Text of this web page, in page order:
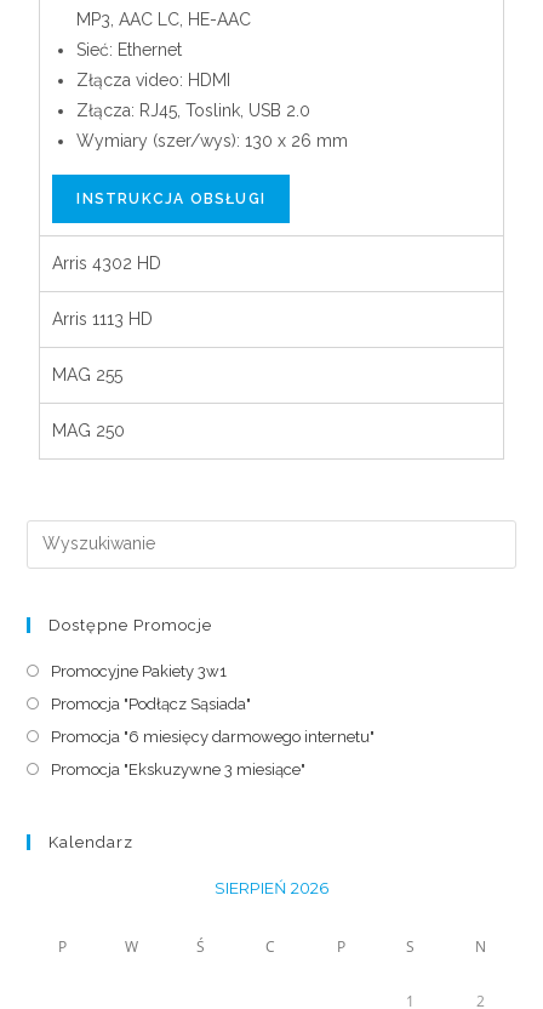
MP3, AAC LC, HE-AAC
Sieć: Ethernet
Złącza video: HDMI
Złącza: RJ45, Toslink, USB 2.0
Wymiary (szer/wys): 130 x 26 mm
INSTRUKCJA OBSŁUGI
Arris 4302 HD
Arris 1113 HD
MAG 255
MAG 250
Dostępne Promocje
Promocyjne Pakiety 3w1
Promocja "Podłącz Sąsiada"
Promocja "6 miesięcy darmowego internetu"
Promocja "Ekskuzywne 3 miesiące"
Kalendarz
SIERPIEŃ 2026
P W Ś C P S N
1 2